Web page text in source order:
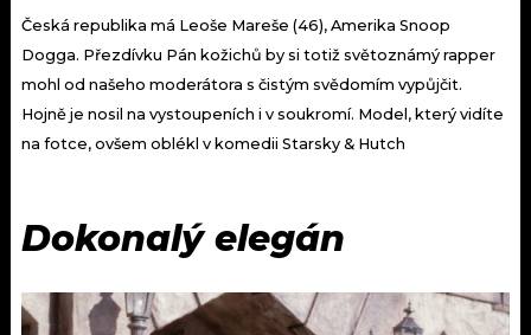
Česká republika má Leoše Mareše (46), Amerika Snoop
Dogga. Přezdívku Pán kožichů by si totiž světoznámý rapper
mohl od našeho moderátora s čistým svědomím vypůjčit.
Hojně je nosil na vystoupeních i v soukromí. Model, který vidíte
na fotce, ovšem oblékl v komedii Starsky & Hutch
Dokonalý elegán